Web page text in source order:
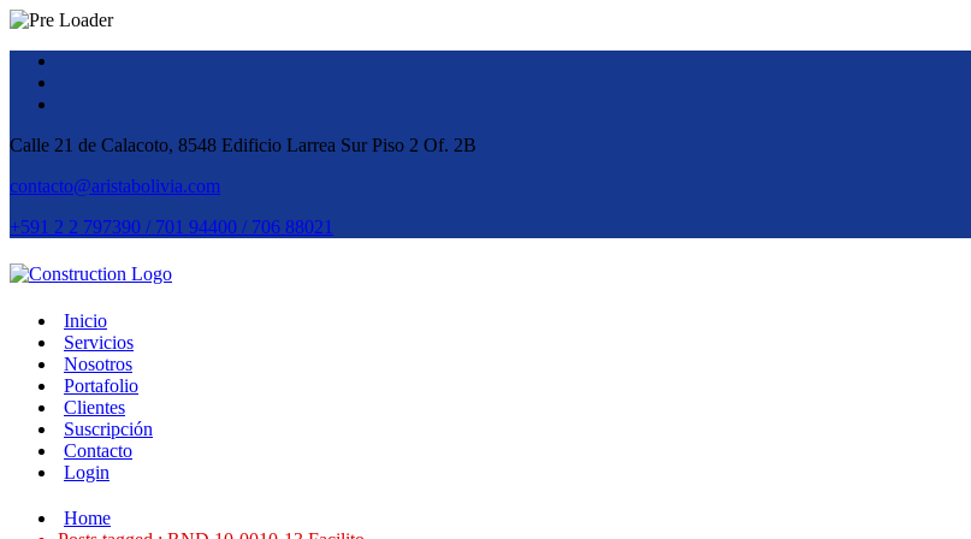
Calle 21 de Calacoto, 8548 Edificio Larrea Sur Piso 2 Of. 2B
contacto@aristabolivia.com
+591 2 2 797390 / 701 94400 / 706 88021
Inicio
Servicios
Nosotros
Portafolio
Clientes
Suscripción
Contacto
Login
Home